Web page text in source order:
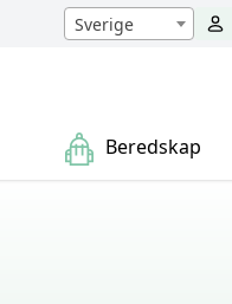
Sverige
Beredskap